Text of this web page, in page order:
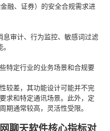
融、证券）的安全合规需求进
息审计、行为监控、敏感词过滤
特定行业的业务场景和合规要
较差，其功能设计可能并不完
求和特定通讯场景。此外，定
期通常较高，灵活性受限。
聊天软件核心指标对